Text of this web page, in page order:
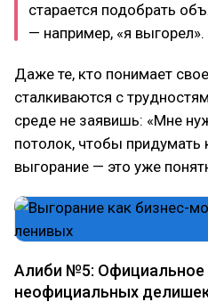
старается подобрать
— например, «я выгорел».
Даже те, кто понимает
сталкиваются с
среде не заявишь: «Мне
потолок, чтобы
выгорание — это уже
Алиби №5: Официальное
неофициальных